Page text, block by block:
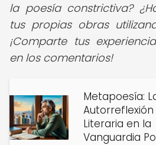
la poesía constrictiva?
tus propias obras
¡Comparte tus
en los comentarios!
Metapoesía:
Autorreflexión
Literaria en la
Vanguardia